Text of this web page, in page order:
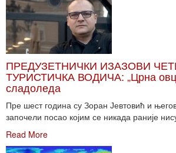
ПРЕДУЗЕТНИЧКИ ИЗАЗОВИ
ТУРИСТИЧКА ВОДИЧА: „Црна
сладоледа
Пре шест година су Зоран Јевтовић и
започели посао којим се никада раније
Read More